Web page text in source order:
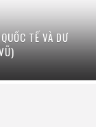
TẾ VÀ DƯ